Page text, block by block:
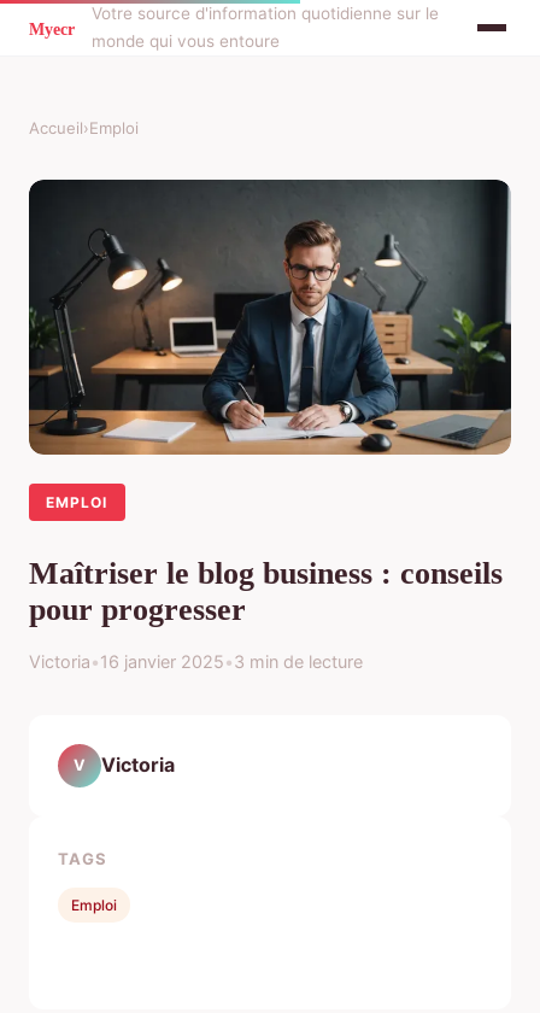
Votre source d'information quotidienne sur le
monde qui vous entoure
Accueil›Emploi
EMPLOI
Maîtriser le blog business : conseils
pour progresser
Victoria•16 janvier 2025•3 min de lecture
V Victoria
TAGS
Emploi